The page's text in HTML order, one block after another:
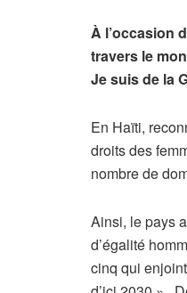
À l’occasion
travers le
Je suis de la
En Haïti,
droits des
nombre de
Ainsi, le pays
d’égalité
cinq qui